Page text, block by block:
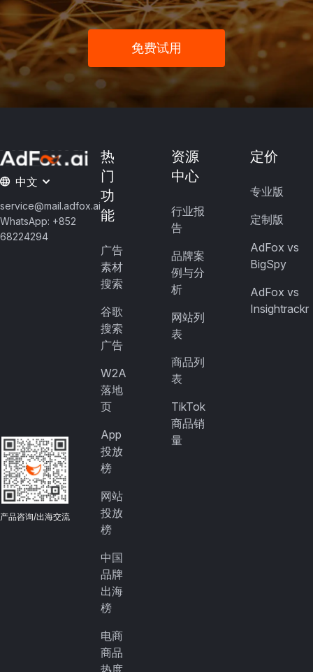
免费试用
中文
service@mail.adfox.ai
WhatsApp: +852
68224294
产品咨询/出海交流
热
门
功
能
广告
素材
搜索
谷歌
搜索
广告
W2A
落地
页
App
投放
榜
网站
投放
榜
中国
品牌
出海
榜
电商
商品
热度
资源
中心
行业报
告
品牌案
例与分
析
网站列
表
商品列
表
TikTok
商品销
量
定价
专业版
定制版
AdFox vs
BigSpy
AdFox vs
Insightrackr